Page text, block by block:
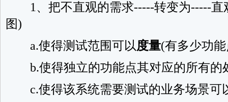
1、把不直观的需求-----转变为-----直
图)
a.使得测试范围可以度量(有多少功
b.使得独立的功能点其对应的所有的
c.使得该系统需要测试的业务场景可